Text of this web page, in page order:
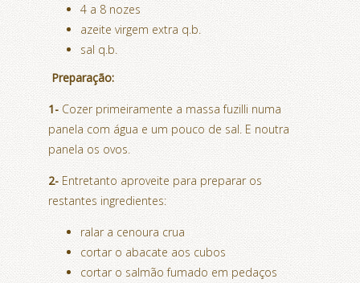
4 a 8 nozes
azeite virgem extra q.b.
sal q.b.
Preparação:
1-Cozer primeiramente a massa fuzilli numa
panela com água e um pouco de sal. E noutra
panela os ovos.
2-Entretanto aproveite para preparar os
restantes ingredientes:
ralar a cenoura crua
cortar o abacate aos cubos
cortar o salmão fumado em pedaços